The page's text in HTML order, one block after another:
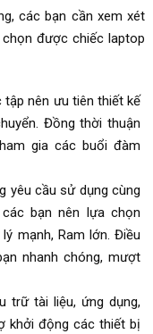
các bạn cần xem xét
được chiếc laptop
nên ưu tiên thiết kế
Đồng thời thuận
gia các buổi đàm
yêu cầu sử dụng cùng
bạn nên lựa chọn
mạnh, Ram lớn. Điều
nhanh chóng, mượt
trữ tài liệu, ứng dụng,
khởi động các thiết bị